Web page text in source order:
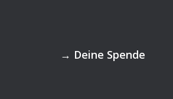
→ Deine Spende